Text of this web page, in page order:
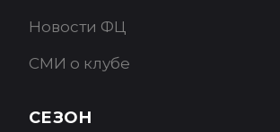
Новости ФЦ
СМИ о клубе
СЕЗОН